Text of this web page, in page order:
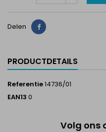
Delen Delen
PRODUCTDETAILS
Referentie14736/01
EAN13 0
Volg ons